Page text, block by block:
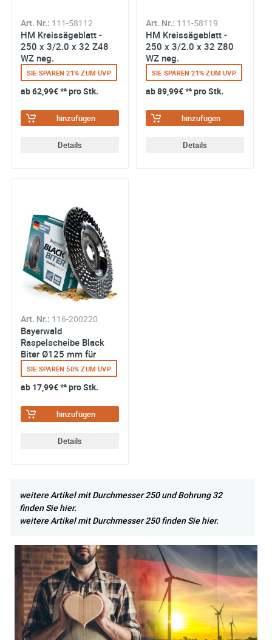
Art. Nr.: 111-58112
HM Kreissägeblatt -
250 x 3/2.0 x 32 Z48
WZ neg.
SIE SPAREN 21% ZUM UVP
ab62,99€*² pro Stk.
hinzufügen
Details
Art. Nr.: 111-58119
HM Kreissägeblatt -
250 x 3/2.0 x 32 Z80
WZ neg.
SIE SPAREN 21% ZUM UVP
ab89,99€*² pro Stk.
hinzufügen
Details
Art. Nr.: 116-200220
Bayerwald
Raspelscheibe Black
Biter Ø125 mm für
Winkelschleifer
SIE SPAREN 50% ZUM UVP
ab 17,99€*² pro Stk.
hinzufügen
Details
weitere Artikel mit Durchmesser 250 und Bohrung 32
finden Sie hier.
weitere Artikel mit Durchmesser 250 finden Sie hier.